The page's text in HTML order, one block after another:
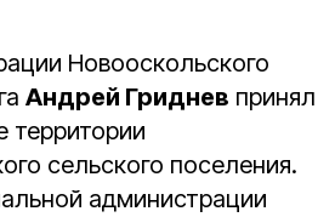
Новооскольского
Андрей Гриднев принял
территории
сельского поселения.
администрации